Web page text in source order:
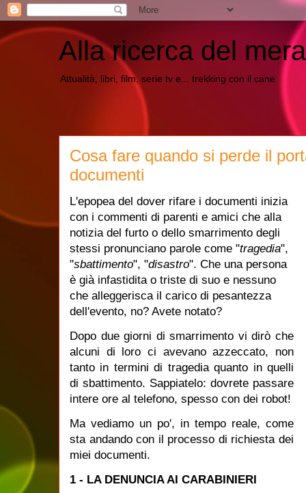
Alla ricerca del
Attualità, libri, film, serie tv e... trekking con il cane
Cosa fare quando si perde il
documenti
L'epopea del dover rifare i documenti inizia
con i commenti di parenti e amici che alla
notizia del furto o dello smarrimento degli
stessi pronunciano parole come "tragedia",
"sbattimento", "disastro". Che una persona
è già infastidita o triste di suo e nessuno
che alleggerisca il carico di pesantezza
dell'evento, no? Avete notato?
Dopo due giorni di smarrimento vi dirò che
alcuni di loro ci avevano azzeccato, non
tanto in termini di tragedia quanto in quelli
di sbattimento. Sappiatelo: dovrete passare
intere ore al telefono, spesso con dei robot!
Ma vediamo un po', in tempo reale, come
sta andando con il processo di richiesta dei
miei documenti.
1 - LA DENUNCIA AI CARABINIERI